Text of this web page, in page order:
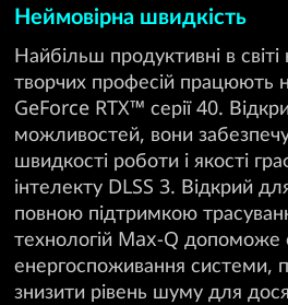
Неймовірна швидкість
Найбільш продуктивні в
творчих професій працюють
GeForce RTX™ серії 40.
можливостей, вони
швидкості роботи і якості
інтелекту DLSS 3. Відкрий
повною підтримкою
технологій Max-Q допоможе
енергоспоживання системи,
знизити рівень шуму для